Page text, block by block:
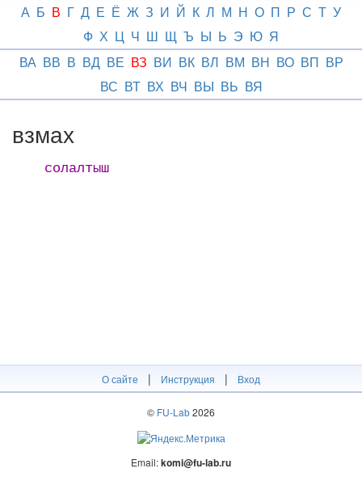
А Б В Г Д Е Ё Ж З И Й К Л М Н О П Р С Т У
Ф Х Ц Ч Ш Щ Ъ Ы Ь Э Ю Я
ВА ВВ В ВД ВЕ ВЗ ВИ ВК ВЛ ВМ ВН ВО ВП ВР
ВС ВТ ВХ ВЧ ВЫ ВЬ ВЯ
взмах
солалтыш
О сайте | Инструкция | Вход
© FU-Lab2026
Email:komi@fu-lab.ru